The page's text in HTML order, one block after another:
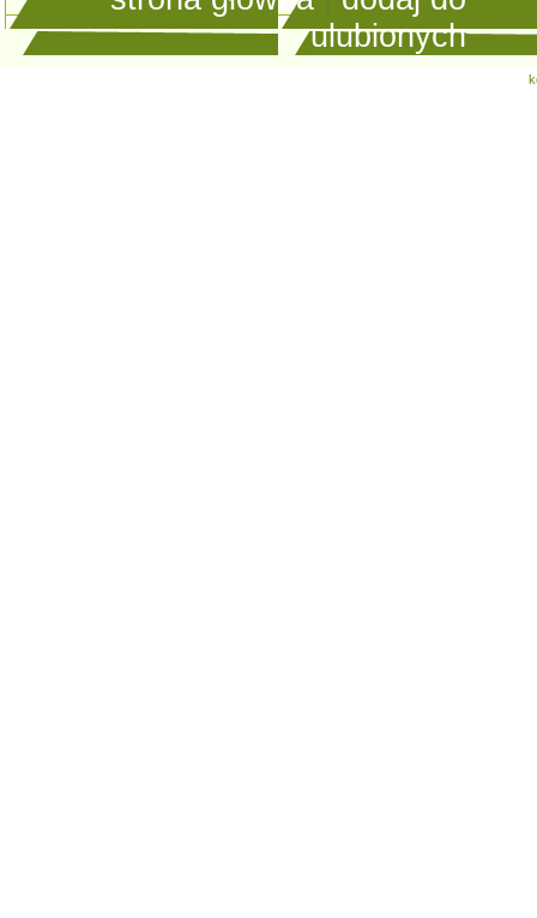
ulubionych